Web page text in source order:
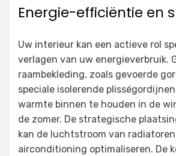
Energie-efficiëntie en
Uw interieur kan een actieve rol
verlagen van uw energieverbruik.
raambekleding, zoals gevoerde
speciale isolerende
warmte binnen te houden in de
de zomer. De strategische
kan de luchtstroom van
airconditioning optimaliseren. De